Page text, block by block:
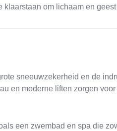
om lichaam en
sneeuwzekerheid en de
en moderne liften zorgen
een zwembad en spa die